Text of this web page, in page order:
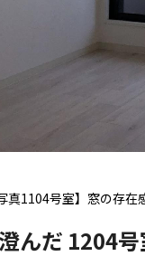
真1104号室】窓の存
んだ 1204号